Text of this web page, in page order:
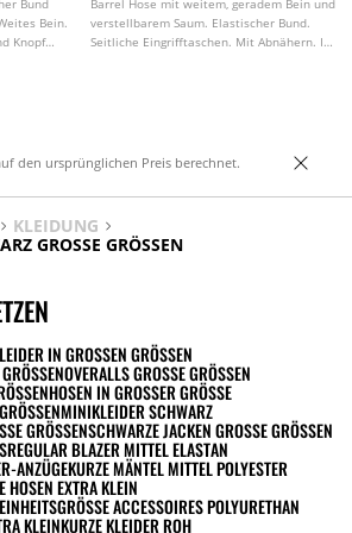
Bund
Bein.
Knopf
Barrel Hose mit weitem, geradem Bein und
verstellbarem Saum. Elastischer Bund.
Seitliche Eingrifftaschen. Mit Abnähern. In
den ursprünglichen Preis berechnet.
KLEIDUNG
GROSSE GRÖSSEN
IN GROSSEN GRÖSSEN
OVERALLS GROSSE GRÖSSEN
HOSEN IN GROSSER GRÖSSE
MINIKLEIDER SCHWARZ
GRÖSSEN SCHWARZE JACKEN GROSSE GRÖSSEN
REGULAR BLAZER MITTEL ELASTAN
ANZÜGEKURZE MÄNTEL MITTEL POLYESTER
HOSEN EXTRA KLEIN
ACCESSOIRES POLYURETHAN
KLEINKURZE KLEIDER ROH